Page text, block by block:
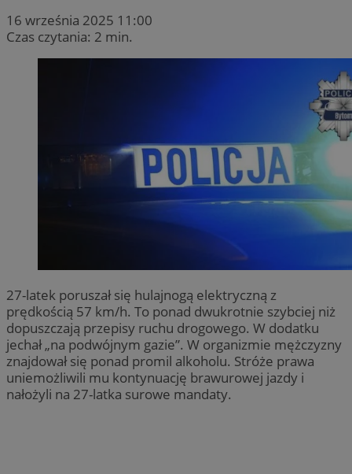
16 września 2025 11:00
Czas czytania: 2 min.
27-latek poruszał się hulajnogą elektryczną z
prędkością 57 km/h. To ponad dwukrotnie szybciej niż
dopuszczają przepisy ruchu drogowego. W dodatku
jechał „na podwójnym gazie”. W organizmie mężczyzny
znajdował się ponad promil alkoholu. Stróże prawa
uniemożliwili mu kontynuację brawurowej jazdy i
nałożyli na 27-latka surowe mandaty.